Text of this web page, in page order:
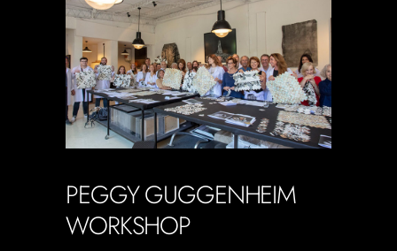
PEGGY GUGGENHEIM
WORKSHOP